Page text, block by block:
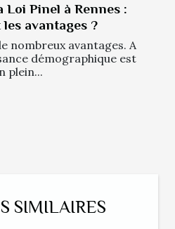
Loi Pinel à Rennes :
avantages ?
nombreux avantages. A
démographique est
plein...
SIMILAIRES